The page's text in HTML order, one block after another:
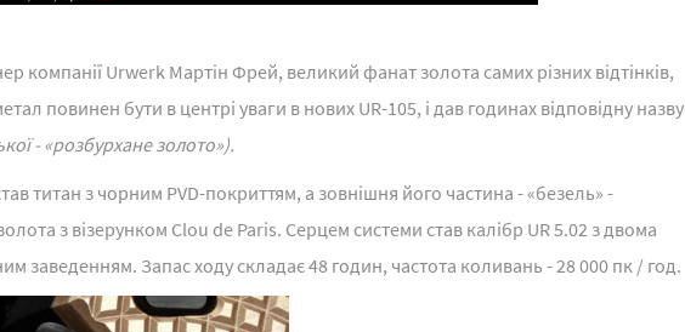
компанії Urwerk Мартін Фрей, великий фанат золота самих різних відтінків,
повинен бути в центрі уваги в нових UR-105, і дав годинах відповідну назву
- «розбурхане золото»).
титан з чорним PVD-покриттям, а зовнішня його частина - «безель» -
з візерунком Clou de Paris. Серцем системи став калібр UR 5.02 з двома
заведенням. Запас ходу складає 48 годин, частота коливань - 28 000 пк / год.